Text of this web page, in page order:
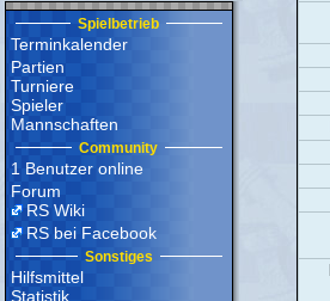
Spielbetrieb
Terminkalender
Partien
Turniere
Spieler
Mannschaften
Community
1 Benutzer online
Forum
RS Wiki
RS bei Facebook
Sonstiges
Hilfsmittel
Statistik